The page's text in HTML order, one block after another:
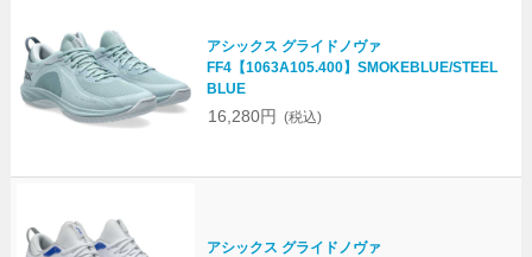
アシックス グライドノヴァ
FF4【1063A105.400】SMOKEBLUE/STEEL
BLUE
16,280円 (税込)
アシックス グライドノヴァ